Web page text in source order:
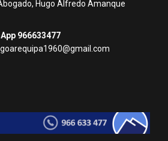
Hugo Alfredo Amanque
966633477